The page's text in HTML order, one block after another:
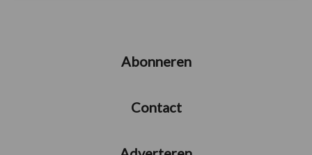
Abonneren
Contact